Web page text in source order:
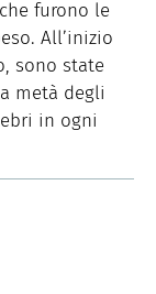
furono le
All’inizio
sono state
metà degli
in ogni